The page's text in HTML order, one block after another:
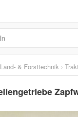
Land- & Forsttechnik ›